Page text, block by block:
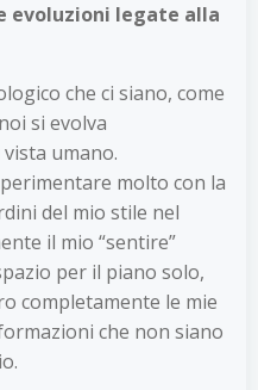
evoluzioni legate alla
che ci siano, come
si evolva
umano.
molto con la
del mio stile nel
il mio “sentire”
per il piano solo,
completamente le mie
che non siano